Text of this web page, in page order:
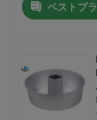
プロダクト
ベストプ